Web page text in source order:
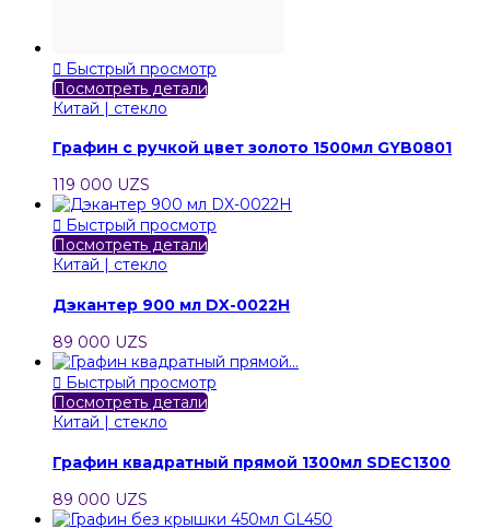
 Быстрый просмотр
Посмотреть детали
Китай | стекло
Графин с ручкой цвет золото 1500мл GYB0801
119 000 UZS
 Быстрый просмотр
Посмотреть детали
Китай | стекло
Дэкантер 900 мл DX-0022H
89 000 UZS
 Быстрый просмотр
Посмотреть детали
Китай | стекло
Графин квадратный прямой 1300мл SDEC1300
89 000 UZS